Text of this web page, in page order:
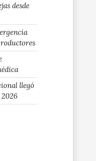
desde
llegó